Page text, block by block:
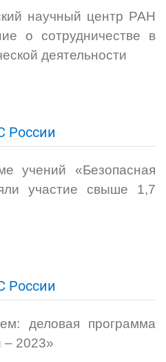
научный центр РАН
о сотрудничестве в
деятельности
России
учений «Безопасная
участие свыше 1,7
России
деловая программа
– 2023»